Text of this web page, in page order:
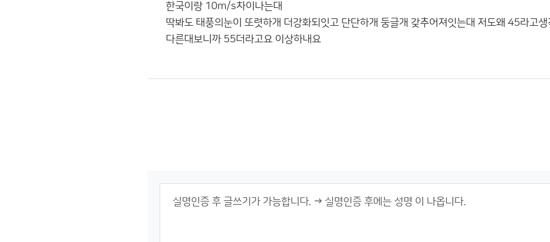
한국이랑 10m/s차이나는대
딱봐도 태풍의눈이 또렷하개 더강화되잇고 단단하개 둥글개 갖추어져잇는대 저도왜 45라고
다른대보니까 55더라고요 이상하내요